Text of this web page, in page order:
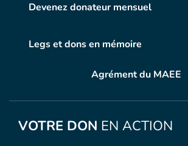
Devenez donateur mensuel
Legs et dons en mémoire
Agrément du MAEE
VOTRE DON EN ACTION